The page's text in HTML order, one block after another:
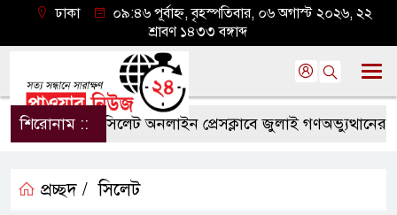
ঢাকা
০৯:৪৬ পূর্বাহ্ন, বৃহস্পতিবার, ০৬ অগাস্ট ২০২৬, ২২
শ্রাবণ ১৪৩৩ বঙ্গাব্দ
শিরোনাম ::সিলেট অনলাইন প্রেসক্লাবে জুলাই গণঅভ্যুত্থানের
প্রচ্ছদ / সিলেট